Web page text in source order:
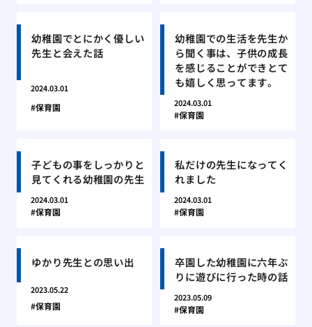
幼稚園でとにかく優しい
先生と会えた話
2024.03.01
保育園
幼稚園での生活を先生か
ら聞く事は、子供の成長
を感じることができとて
も嬉しく思ってます。
2024.03.01
保育園
子どもの事をしっかりと
見てくれる幼稚園の先生
2024.03.01
保育園
私だけの先生になってく
れました
2024.03.01
保育園
ゆかり先生との思い出
2023.05.22
保育園
卒園した幼稚園に六年ぶ
りに遊びに行った時の話
2023.05.09
保育園